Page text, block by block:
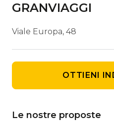
GRANVIAGGI
Viale Europa, 48
OTTIENI
Le nostre proposte